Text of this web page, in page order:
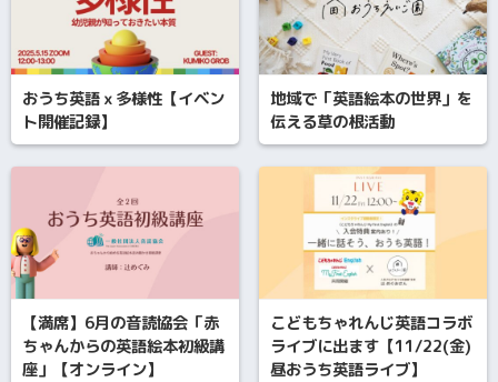
おうち英語ｘ多様性【イベン
ト開催記録】
地域で「英語絵本の世界」を
伝える草の根活動
【満席】6月の音読協会「赤
ちゃんからの英語絵本初級講
座」【オンライン】
こどもちゃれんじ英語コラボ
ライブに出ます【11/22(金)
昼おうち英語ライブ】